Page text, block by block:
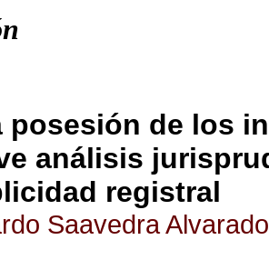
posesión de los
análisis
registral
Saavedra